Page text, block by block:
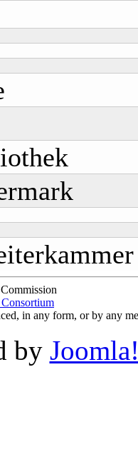
in any form, or by any
by